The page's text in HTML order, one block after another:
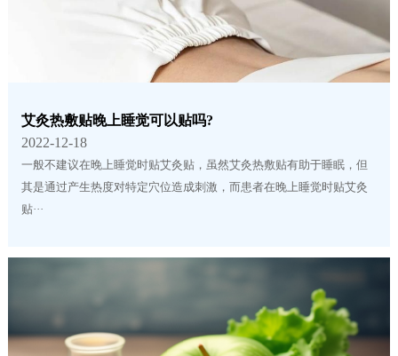
艾灸热敷贴晚上睡觉可以贴吗?
2022-12-18
一般不建议在晚上睡觉时贴艾灸贴，虽然艾灸热敷贴有助于睡眠，但
其是通过产生热度对特定穴位造成刺激，而患者在晚上睡觉时贴艾灸
贴···